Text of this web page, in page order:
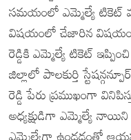
సమయంలో ఎమ్మెల్యే టికెట్
విషయంలో చేజారిన విషయం
రెడ్డికి ఎమ్మెల్యే టికెట్
జిల్లాలో పాలకుర్తి
రెడ్డి పేరు ప్రముఖంగా
అధ్యక్షుడిగా ఎమ్మెల్యే నాయిని